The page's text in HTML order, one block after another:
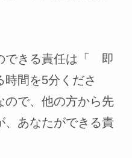
できる責任は「 即
間を5分くださ
で、他の方から先
あなたができる責